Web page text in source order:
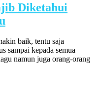
Diketahui
baik, tentu saja
sampai kepada semua
namun juga orang-orang